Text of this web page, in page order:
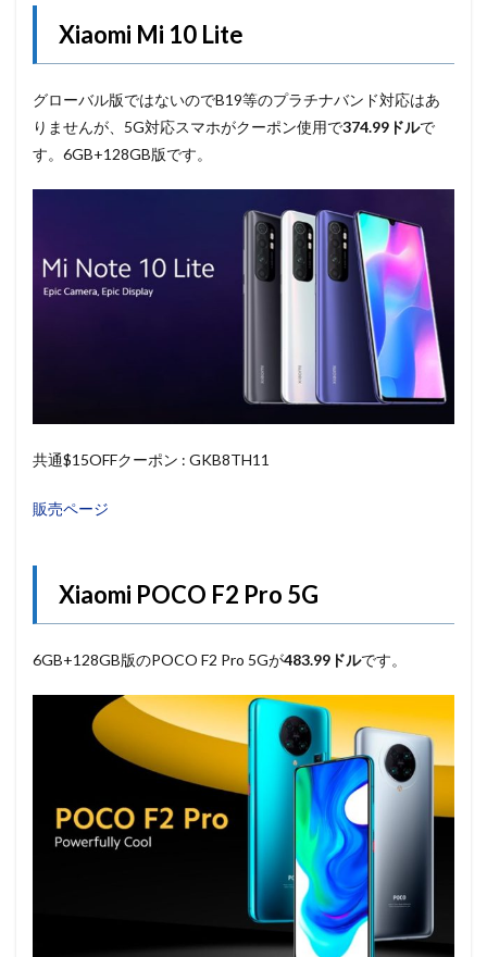
Xiaomi Mi 10 Lite
グローバル版ではないのでB19等のプラチナバンド対応はあ
りませんが、5G対応スマホがクーポン使用で374.99ドルで
す。6GB+128GB版です。
共通$15OFFクーポン : GKB8TH11
販売ページ
Xiaomi POCO F2 Pro 5G
6GB+128GB版のPOCO F2 Pro 5Gが483.99ドルです。